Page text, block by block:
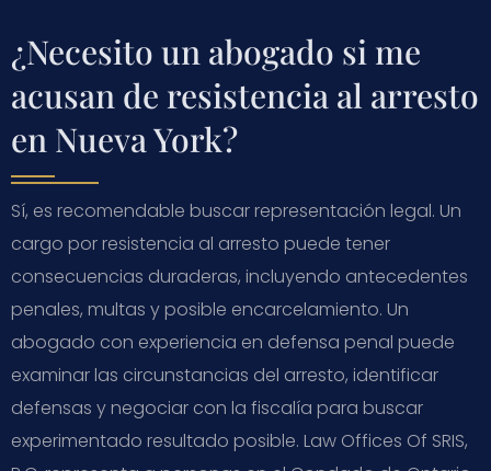
¿Necesito un abogado si me
acusan de resistencia al arresto
en Nueva York?
Sí, es recomendable buscar representación legal. Un
cargo por resistencia al arresto puede tener
consecuencias duraderas, incluyendo antecedentes
penales, multas y posible encarcelamiento. Un
abogado con experiencia en defensa penal puede
examinar las circunstancias del arresto, identificar
defensas y negociar con la fiscalía para buscar
experimentado resultado posible. Law Offices Of SRIS,